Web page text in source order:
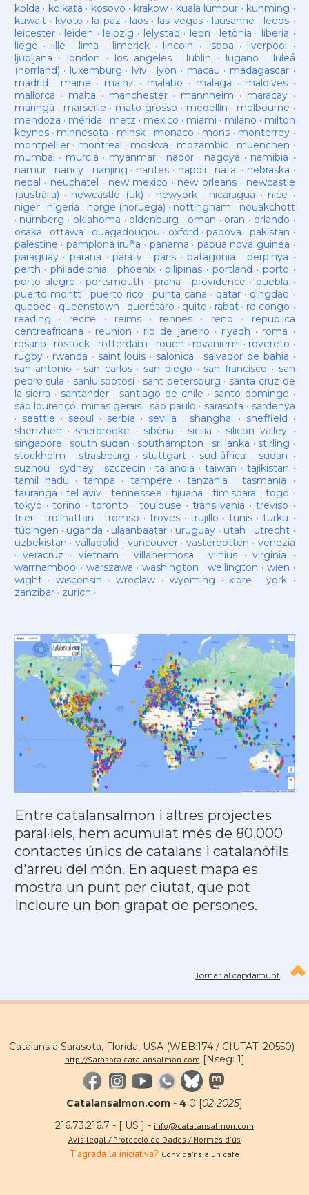
kolda · kolkata · kosovo · krakow· kuala lumpur · kunming ·
kuwait· kyoto · la paz · laos· las vegas· lausanne · leeds ·
leicester· leiden · leipzig · lelystad · leon · letònia · liberia ·
liege · lille · lima · limerick· lincoln · lisboa · liverpool ·
ljubljana · london · los angeles· lublin · lugano · luleå
(norrland) · luxemburg · lviv · lyon · macau · madagascar·
madrid · maine · mainz · malabo · malaga · maldives·
mallorca · malta · manchester· mannheim · maracay·
maringá · marseille · mato grosso · medellín · melbourne ·
mendoza · mérida · metz · mexico · miami · milano · milton
keynes· minnesota · minsk · monaco · mons · monterrey ·
montpellier· montreal · moskva · mozambic· muenchen ·
mumbai · murcia · myanmar· nador · nagoya · namibia ·
namur· nancy · nanjing · nantes · napoli · natal · nebraska ·
nepal · neuchatel · new mexico · new orleans· newcastle
(austràlia) · newcastle (uk) · newyork· nicaragua · nice ·
niger· nigeria · norge (noruega) · nottingham · nouakchott
· nürnberg · oklahoma · oldenburg · oman · oran · orlando ·
osaka · ottawa · ouagadougou · oxford ·padova ·pakistan ·
palestine · pamplona iruña · panama · papua nova guinea ·
paraguay· parana ·paraty · paris·patagonia · perpinya ·
perth ·philadelphia · phoenix·pilipinas ·portland · porto ·
porto alegre ·portsmouth ·praha · providence ·puebla ·
puerto montt· puerto rico ·punta cana · qatar · qingdao ·
quebec· queenstown · querétaro · quito · rabat · rd congo ·
reading · recife · reims· rennes · reno · republica
centreafricana · reunion · rio de janeiro · riyadh · roma ·
rosario · rostock · rotterdam · rouen · rovaniemi · rovereto ·
rugby· rwanda · saint louis · salonica · salvador de bahia ·
san antonio · san carlos· san diego · san francisco · san
pedro sula · sanluispotosí· sant petersburg · santa cruz de
la sierra · santander · santiago de chile · santo domingo ·
são lourenço, minas gerais · sao paulo · sarasota · sardenya
· seattle · seoul · serbia · sevilla · shanghai · sheffield ·
shenzhen · sherbrooke · sibèria · sicilia · silicon valley ·
singapore · south sudan · southampton · sri lanka · stirling ·
stockholm · strasbourg · stuttgart· sud-âfrica · sudan ·
suzhou · sydney · szczecin ·tailandia ·taiwan · tajikistan ·
tamil nadu ·tampa · tampere · tanzania ·tasmania ·
tauranga ·tel aviv· tennessee ·tijuana ·timisoara ·togo ·
tokyo ·torino ·toronto ·toulouse ·transilvania ·treviso ·
trier· trollhattan · tromso · troyes·trujillo ·tunis ·turku ·
tübingen · uganda · ulaanbaatar · uruguay · utah · utrecht ·
uzbekistan · valladolid · vancouver· vasterbotten · venezia
· veracruz · vietnam · villahermosa ·vilnius ·virginia ·
warrnambool ·warszawa ·washington · wellington · wien ·
wight· wisconsin ·wroclaw · wyoming ·xipre · york·
zanzibar· zurich ·
Entre catalansalmon i altres projectes
paral·lels, hem acumulat més de 80.000
contactes únics de catalans i catalanòfils
d'arreu del món. En aquest mapa es
mostra un punt per ciutat, que pot
incloure un bon grapat de persones.
Tornar al capdamunt
Catalans a Sarasota, Florida, USA (WEB:174 / CIUTAT: 20550) -
http://Sarasota.catalansalmon.com [Nseg: 1]
Catalansalmon.com - 4.0 [02·2025]
216.73.216.7 - [ US ] - info@catalansalmon.com
Avís legal / Protecció de Dades / Normes d'ús
T'agrada la iniciativa? Convida'ns a un café